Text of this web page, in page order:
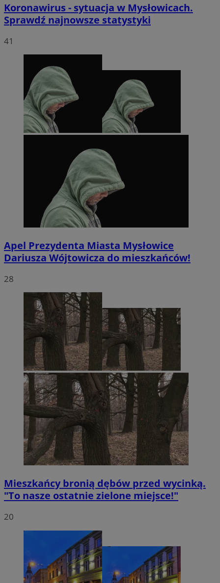
Koronawirus - sytuacja w Mysłowicach.
Sprawdź najnowsze statystyki
41
Apel Prezydenta Miasta Mysłowice
Dariusza Wójtowicza do mieszkańców!
28
Mieszkańcy bronią dębów przed wycinką.
"To nasze ostatnie zielone miejsce!"
20